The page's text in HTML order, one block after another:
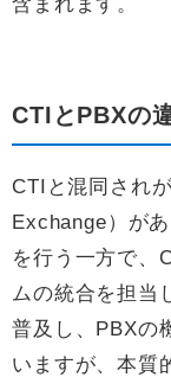
CTIとPBXの
CTIと混同され
Exchange）があ
を行う一方で、
ムの統合を担当
普及し、PBXの
いますが、本質